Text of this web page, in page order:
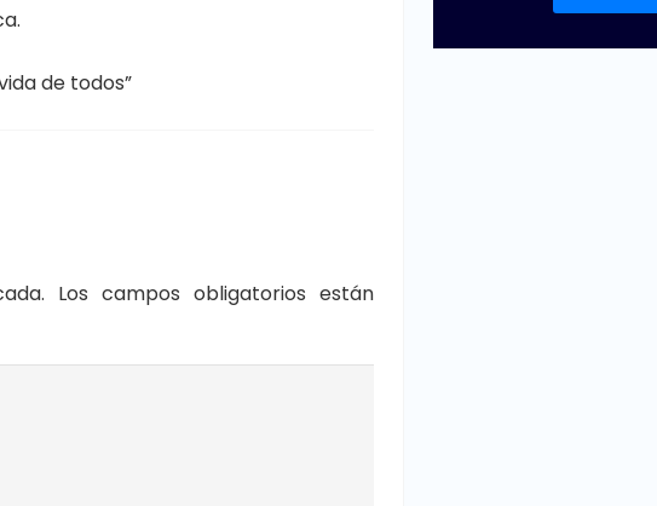
de todos”
Los campos obligatorios están